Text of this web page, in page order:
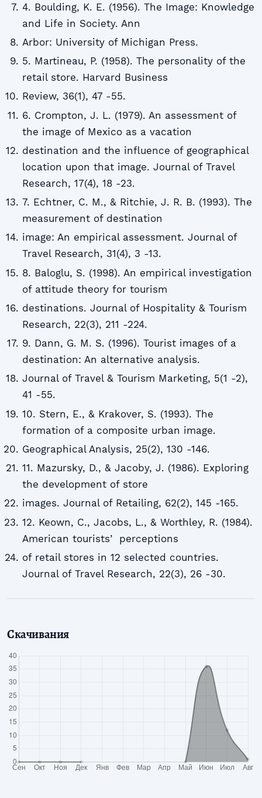
4. Boulding, K. E. (1956). The Image: Knowledge
and Life in Society. Ann
Arbor: University of Michigan Press.
5. Martineau, P. (1958). The personality of the
retail store. Harvard Business
Review, 36(1), 47 -55.
6. Crompton, J. L. (1979). An assessment of
the image of Mexico as a vacation
destination and the influence of geographical
location upon that image. Journal of Travel
Research, 17(4), 18 -23.
7. Echtner, C. M., & Ritchie, J. R. B. (1993). The
measurement of destination
image: An empirical assessment. Journal of
Travel Research, 31(4), 3 -13.
8. Baloglu, S. (1998). An empirical investigation
of attitude theory for tourism
destinations. Journal of Hospitality & Tourism
Research, 22(3), 211 -224.
9. Dann, G. M. S. (1996). Tourist images of a
destination: An alternative analysis.
Journal of Travel & Tourism Marketing, 5(1 -2),
41 -55.
10. Stern, E., & Krakover, S. (1993). The
formation of a composite urban image.
Geographical Analysis, 25(2), 130 -146.
11. Mazursky, D., & Jacoby, J. (1986). Exploring
the development of store
images. Journal of Retailing, 62(2), 145 -165.
12. Keown, C., Jacobs, L., & Worthley, R. (1984).
American touristsʼ perceptions
of retail stores in 12 selected countries.
Journal of Travel Research, 22(3), 26 -30.
Скачивания